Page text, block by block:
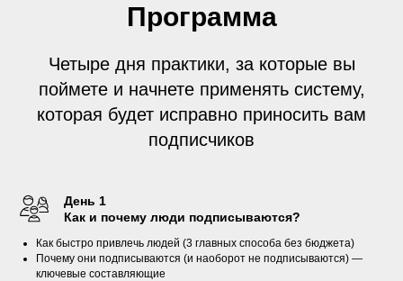
Программа
Четыре дня практики, за которые вы
поймете и начнете применять систему,
которая будет исправно приносить вам
подписчиков
День 1
Как и почему люди подписываются?
Как быстро привлечь людей (3 главных способа без бюджета)
Почему они подписываются (и наоборот не подписываются) —
ключевые составляющие